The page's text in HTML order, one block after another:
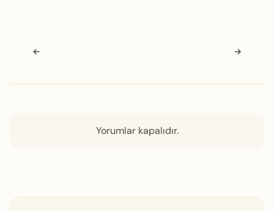
Navigasyon sonrası
← →
Yorumlar kapalıdır.